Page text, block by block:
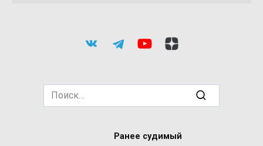
Search
for:
Ранее судимый